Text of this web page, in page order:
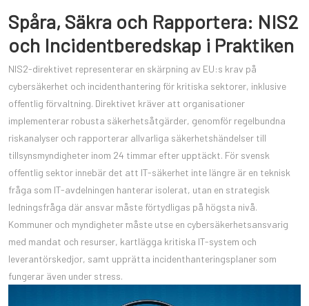
Spåra, Säkra och Rapportera: NIS2
och Incidentberedskap i Praktiken
NIS2-direktivet representerar en skärpning av EU:s krav på
cybersäkerhet och incidenthantering för kritiska sektorer, inklusive
offentlig förvaltning. Direktivet kräver att organisationer
implementerar robusta säkerhetsåtgärder, genomför regelbundna
riskanalyser och rapporterar allvarliga säkerhetshändelser till
tillsynsmyndigheter inom 24 timmar efter upptäckt. För svensk
offentlig sektor innebär det att IT-säkerhet inte längre är en teknisk
fråga som IT-avdelningen hanterar isolerat, utan en strategisk
ledningsfråga där ansvar måste förtydligas på högsta nivå.
Kommuner och myndigheter måste utse en cybersäkerhetsansvarig
med mandat och resurser, kartlägga kritiska IT-system och
leverantörskedjor, samt upprätta incidenthanteringsplaner som
fungerar även under stress.